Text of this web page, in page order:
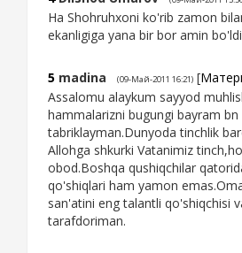
Ha Shohruhxoni ko'rib zamon
ekanligiga yana bir bor amin
5 madina (09-Май-2011 16:21) [
Assalomu alaykum sayyod
hammalarizni bugungi bayram bn
tabriklayman.Dunyoda tinchlik
Allohga shkurki Vatanimiz
obod.Boshqa qushiqchilar
qo'shiqlari ham yamon
san'atini eng talantli qo'shiqchisi
tarafdoriman.